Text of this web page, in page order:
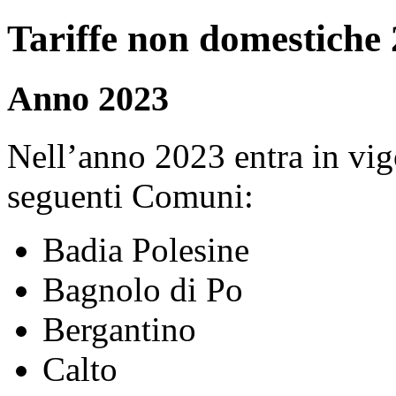
Tariffe non domestiche
Anno 2023
Nell’anno 2023 entra in
seguenti Comuni:
Badia Polesine
Bagnolo di Po
Bergantino
Calto